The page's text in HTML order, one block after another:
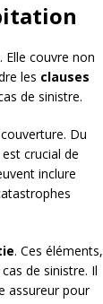
couvre non
les clauses
de sinistre.
Du
crucial de
inclure
. Ces éléments,
de sinistre. Il
assureur pour